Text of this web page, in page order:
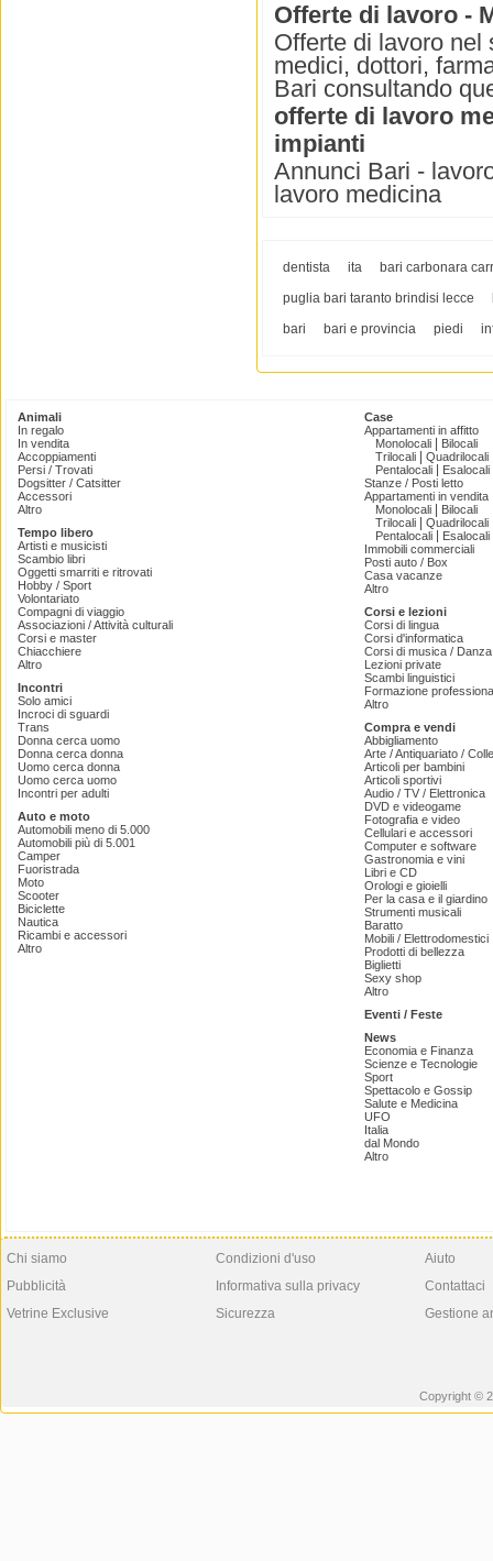
Offerte di lavoro -
Offerte di lavoro nel
medici, dottori,
Bari consultando
offerte di lavoro
impianti
Annunci Bari -
lavoro medicina
dentista ita
bari carbonara
puglia bari taranto brindisi lecce
bari
bari e provincia piedi
Animali
In regalo
In vendita
Accoppiamenti
Persi / Trovati
Dogsitter / Catsitter
Accessori
Altro
Tempo libero
Artisti e musicisti
Scambio libri
Oggetti smarriti e ritrovati
Hobby / Sport
Volontariato
Compagni di viaggio
Associazioni / Attività culturali
Corsi e master
Chiacchiere
Altro
Incontri
Solo amici
Incroci di sguardi
Trans
Donna cerca uomo
Donna cerca donna
Uomo cerca donna
Uomo cerca uomo
Incontri per adulti
Auto e moto
Automobili meno di 5.000
Automobili più di 5.001
Camper
Fuoristrada
Moto
Scooter
Biciclette
Nautica
Ricambi e accessori
Altro
Case
Appartamenti in affitto
Monolocali
Bilocali
Trilocali
Quadrilocali
Pentalocali
Esalocali
Stanze / Posti letto
Appartamenti in vendita
Monolocali
Bilocali
Trilocali
Quadrilocali
Pentalocali
Esalocali
Immobili commerciali
Posti auto / Box
Casa vacanze
Altro
Corsi e lezioni
Corsi di lingua
Corsi d'informatica
Corsi di musica /
Lezioni private
Scambi linguistici
Formazione
Altro
Compra e vendi
Abbigliamento
Arte / Antiquariato /
Articoli per bambini
Articoli sportivi
Audio / TV / Elettronica
DVD e videogame
Fotografia e video
Cellulari e accessori
Computer e software
Gastronomia e vini
Libri e CD
Orologi e gioielli
Per la casa e il giardino
Strumenti musicali
Baratto
Mobili / Elettrodomestici
Prodotti di bellezza
Biglietti
Sexy shop
Altro
Eventi / Feste
News
Economia e Finanza
Scienze e Tecnologie
Sport
Spettacolo e Gossip
Salute e Medicina
UFO
Italia
dal Mondo
Altro
Chi siamo
Pubblicità
Vetrine Exclusive
Condizioni d'uso
Informativa sulla privacy
Sicurezza
Aiuto
Contattaci
Gestione
Copyright ©